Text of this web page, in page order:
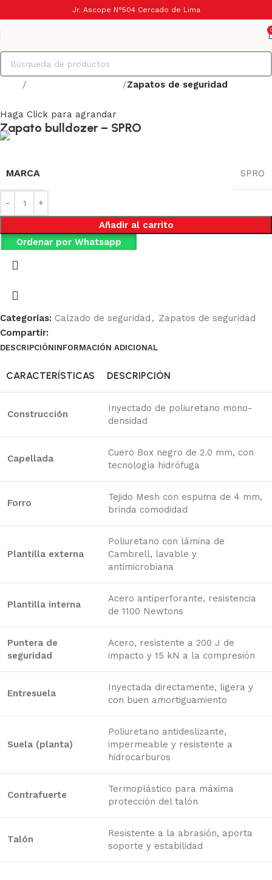
Jr. Ascope N°504 Cercado de Lima
Zapatos de seguridad
Haga Click para agrandar
Zapato bulldozer – SPRO
MARCA SPRO
Añadir al carrito
Ordenar por Whatsapp
Categorías: Calzado de seguridad , Zapatos de seguridad
Compartir:
DESCRIPCIÓNINFORMACIÓN ADICIONAL
CARACTERÍSTICAS
DESCRIPCIÓN
Construcción
Inyectado de poliuretano mono-
densidad
Capellada
Cuero Box negro de 2.0 mm, con
tecnología hidrófuga
Forro
Tejido Mesh con espuma de 4 mm,
brinda comodidad
Plantilla externa
Poliuretano con lámina de
Cambrell, lavable y
antimicrobiana
Plantilla interna
Acero antiperforante, resistencia
de 1100 Newtons
Puntera de
seguridad
Acero, resistente a 200 J de
impacto y 15 kN a la compresión
Entresuela
Inyectada directamente, ligera y
con buen amortiguamiento
Suela (planta)
Poliuretano antideslizante,
impermeable y resistente a
hidrocarburos
Contrafuerte
Termoplástico para máxima
protección del talón
Talón
Resistente a la abrasión, aporta
soporte y estabilidad